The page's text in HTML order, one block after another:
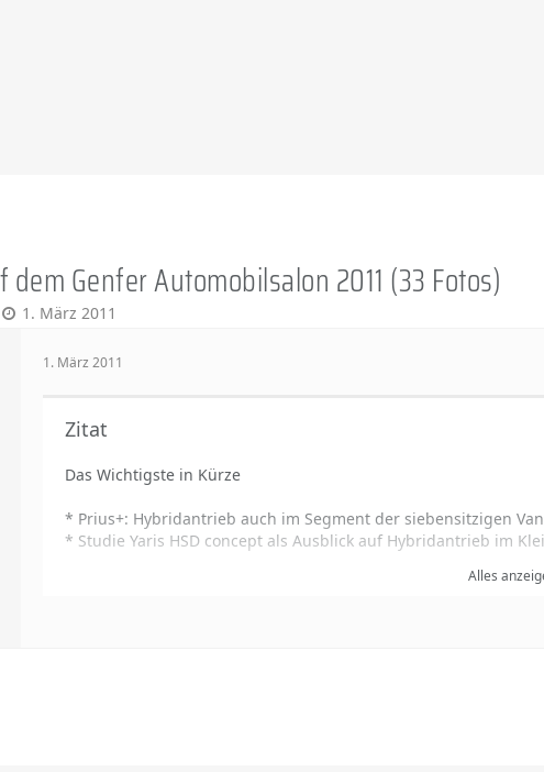
Genfer Automobilsalon 2011 (33 Fotos)
1. März 2011
1. März 2011
Zitat
Das Wichtigste in Kürze
* Prius+: Hybridantrieb auch im Segment der siebensitzigen
* Studie Yaris HSD concept als Ausblick auf Hybridantrieb im
Alles